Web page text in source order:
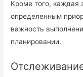
Кроме того, каждая
определенным
важность
планировании.